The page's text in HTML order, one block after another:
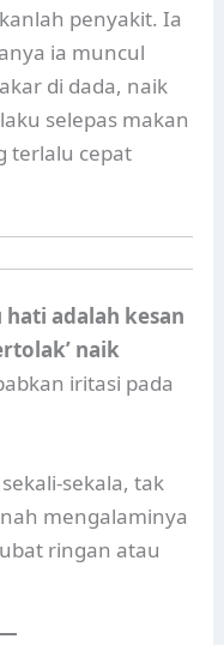
penyakit. Ia
ia muncul
di dada, naik
selepas makan
terlalu cepat
adalah kesan
naik
iritasi pada
sekala, tak
mengalaminya
ringan atau